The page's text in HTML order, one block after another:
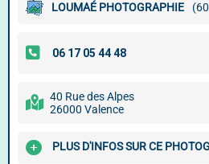
LOUMAÉ PHOTOGRAPHIE
40 Rue des Alpes
26000 Valence
PLUS D'INFOS SUR CE